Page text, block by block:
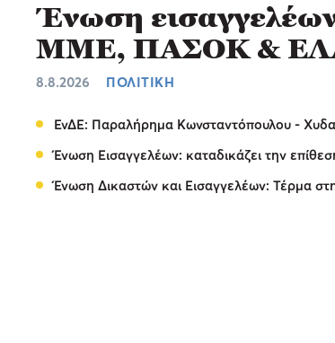
Ένωση εισαγγελέων
ΜΜΕ, ΠΑΣΟΚ &
8.8.2026 ΠΟΛΙΤΙΚΗ
ΕνΔΕ: Παραλήρημα Κωνσταντόπουλου -
Ένωση Εισαγγελέων: καταδικάζει την
Ένωση Δικαστών και Εισαγγελέων: Τέρμα